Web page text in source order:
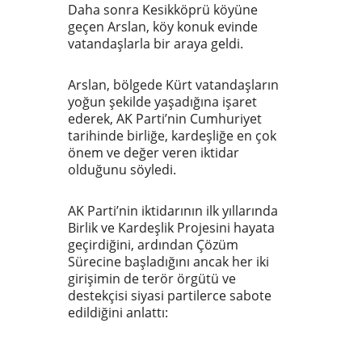
Daha sonra Kesikköprü köyüne
geçen Arslan, köy konuk evinde
vatandaşlarla bir araya geldi.
Arslan, bölgede Kürt vatandaşların
yoğun şekilde yaşadığına işaret
ederek, AK Parti’nin Cumhuriyet
tarihinde birliğe, kardeşliğe en çok
önem ve değer veren iktidar
olduğunu söyledi.
AK Parti’nin iktidarının ilk yıllarında
Birlik ve Kardeşlik Projesini hayata
geçirdiğini, ardından Çözüm
Sürecine başladığını ancak her iki
girişimin de terör örgütü ve
destekçisi siyasi partilerce sabote
edildiğini anlattı: